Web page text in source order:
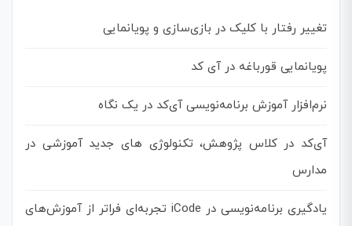
تغییر رفتار با کلیک در بازی‌سازی و پویانمایی
پویانمایی قورباغه در آی کد
نرم‌افزار آموزش برنامه‌نویسی آی‌کد در یک نگاه
آی‌کد در کلاس پژوهش، تکنولوژی های جدید آموزشی در
مدارس
یادگیری برنامه‌نویسی در iCode تجربه‌ای فراتر از آموزش‌های